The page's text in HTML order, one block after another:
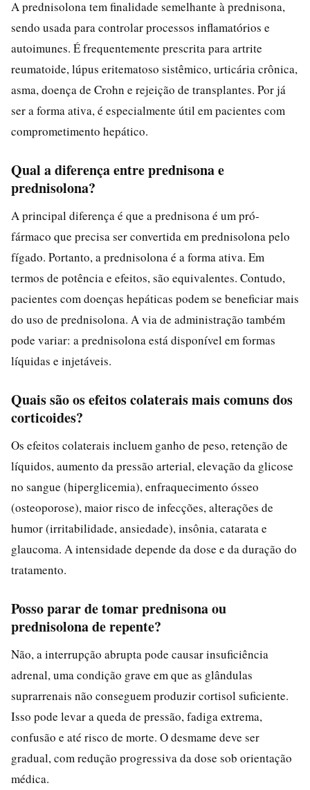
A prednisolona tem finalidade semelhante à prednisona,
sendo usada para controlar processos inflamatórios e
autoimunes. É frequentemente prescrita para artrite
reumatoide, lúpus eritematoso sistêmico, urticária crônica,
asma, doença de Crohn e rejeição de transplantes. Por já
ser a forma ativa, é especialmente útil em pacientes com
comprometimento hepático.
Qual a diferença entre prednisona e
prednisolona?
A principal diferença é que a prednisona é um pró-
fármaco que precisa ser convertida em prednisolona pelo
fígado. Portanto, a prednisolona é a forma ativa. Em
termos de potência e efeitos, são equivalentes. Contudo,
pacientes com doenças hepáticas podem se beneficiar mais
do uso de prednisolona. A via de administração também
pode variar: a prednisolona está disponível em formas
líquidas e injetáveis.
Quais são os efeitos colaterais mais comuns dos
corticoides?
Os efeitos colaterais incluem ganho de peso, retenção de
líquidos, aumento da pressão arterial, elevação da glicose
no sangue (hiperglicemia), enfraquecimento ósseo
(osteoporose), maior risco de infecções, alterações de
humor (irritabilidade, ansiedade), insônia, catarata e
glaucoma. A intensidade depende da dose e da duração do
tratamento.
Posso parar de tomar prednisona ou
prednisolona de repente?
Não, a interrupção abrupta pode causar insuficiência
adrenal, uma condição grave em que as glândulas
suprarrenais não conseguem produzir cortisol suficiente.
Isso pode levar a queda de pressão, fadiga extrema,
confusão e até risco de morte. O desmame deve ser
gradual, com redução progressiva da dose sob orientação
médica.